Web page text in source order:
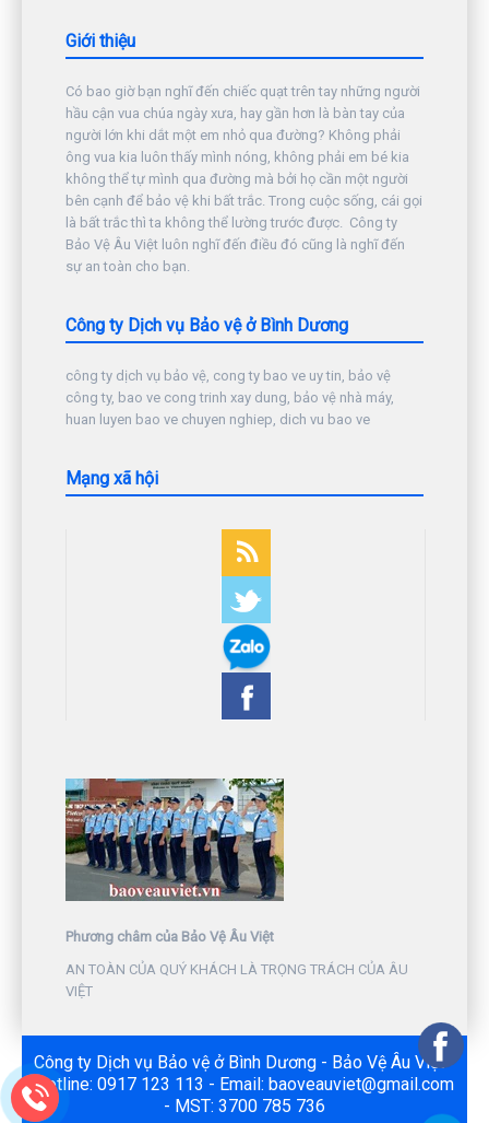
Giới thiệu
Có bao giờ bạn nghĩ đến chiếc quạt trên tay những người
hầu cận vua chúa ngày xưa, hay gần hơn là bàn tay của
người lớn khi dắt một em nhỏ qua đường? Không phải
ông vua kia luôn thấy mình nóng, không phải em bé kia
không thể tự mình qua đường mà bởi họ cần một người
bên cạnh để bảo vệ khi bất trắc. Trong cuộc sống, cái gọi
là bất trắc thì ta không thể lường trước được. Công ty
Bảo Vệ Âu Việt luôn nghĩ đến điều đó cũng là nghĩ đến
sự an toàn cho bạn.
Công ty Dịch vụ Bảo vệ ở Bình Dương
công ty dịch vụ bảo vệ, cong ty bao ve uy tin, bảo vệ
công ty, bao ve cong trinh xay dung, bảo vệ nhà máy,
huan luyen bao ve chuyen nghiep, dich vu bao ve
Mạng xã hội
Phương châm của Bảo Vệ Âu Việt
AN TOÀN CỦA QUÝ KHÁCH LÀ TRỌNG TRÁCH CỦA ÂU
VIỆT
Công ty Dịch vụ Bảo vệ ở Bình Dương - Bảo Vệ Âu Việt -
Hotline: 0917 123 113 - Email: baoveauviet@gmail.com
- MST: 3700 785 736